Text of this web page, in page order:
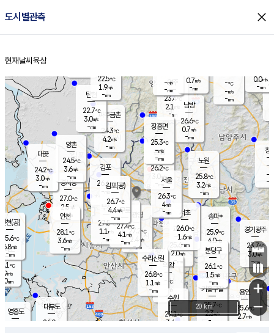
도시별관측 close
홈
현재날씨 육상
의도
℃
m/s
mm
영흥도
양주
23.4℃
2.1
-mm
과천
25.6℃
2.0m/s
- mm
용인
25.6℃
2.7m/s
경기광주
23.7℃
3.0m/s
-mm
대부도
26.0
경서동
27.0℃
2.5 m/s
-mm
파주금촌
24.3℃
4.2m/s
-mm
-℃
-m/s
-mm
대곶
24.2℃
3.0m/s
-mm
창
-
-m/
-
탄현
22.7℃
3.0m/s
-mm
0.0m/s
-mm
의왕
- ℃
m/s
mm
김포
26.4℃
-m/s
mm
광명
27.2 ℃
2.4 m/s
-mm
부천
27.5℃
1.1 m/s
-mm
양촌
24.5℃
3.6m/s
-mm
구로
27.4℃
4.1 m/s
-mm
은평
26.2℃
3.0 m/s
- mm
노원
25.8℃
3.2m/s
-mm
송파*
25.9℃
4.0m/s
-mm
서초
26.0℃
1.6m/s
-mm
남방
26.6℃
0.7m/s
-mm
기흥구갈
25.7℃
2.3m/s
-
수리산길
26.8℃
1.1 m/s
-mm
분당구
26.1℃
1.5m/s
-mm
장흥면
25.3℃
-m/s
-mm
-m/s
-mm
인천(공)
25.6℃
6.8m/s
-mm
김포(공)
26.7℃
4.4m/s
-mm
수원
27.1℃
3.4 m/s
인천
28.1℃
3.6m/s
-mm
서울
26.3℃
4m/s
-mm
22.5℃
1.9m/s
-mm
0.7m/s
-mm
+
−
20 km